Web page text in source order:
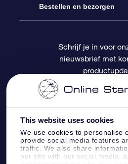
This website uses cookies
We use cookies to personalise
provide social media features
traffic. We also share
our site with our social media,
Blog
OSR Recensies
OSR Cadeaupakket
OSR Cadeaukaart
Relatiegeschenken
Sterrenregister
Gepersonaliseerde
One Million Stars
OSR Starsaver
Fly me to the Stars App
Bestellen en bezorgen
Betalingsinformatie
Verzendinformatie
Retourbeleid
Constellaties
Schrijf je in voor
nieuwsbrief met